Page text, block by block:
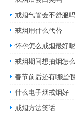
戒烟气管会不舒服吗
戒烟用什么代替
怀孕怎么戒烟最好呢
戒烟期间想抽烟怎
春节前后还有哪些
什么电子烟戒烟好
戒烟方法笑话